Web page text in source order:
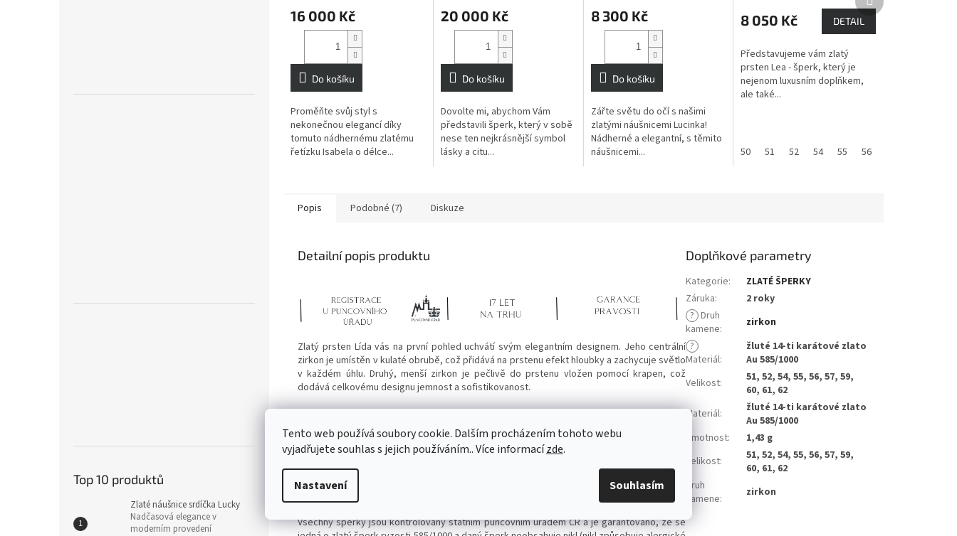
Tento web používá soubory cookie. Dalším procházením tohoto webu
vyjadřujete souhlas s jejich používáním.. Více informacízde.
Nastavení Souhlasím
Top 10 produktů
Zlaté náušnice srdíčka Lucky
Nadčasová elegance v
moderním provedení
16 000 Kč
Do košíku
Proměňte svůj styl s
nekonečnou elegancí díky
tomuto nádhernému zlatému
řetízku Isabela o délce...
20 000 Kč
Do košíku
Dovolte mi, abychom Vám
představili šperk, který v sobě
nese ten nejkrásnější symbol
lásky a citu...
8 300 Kč
Do košíku
Zářte světu do očí s našimi
zlatými náušnicemi Lucinka!
Nádherné a elegantní, s těmito
náušnicemi...
8 050 Kč DETAIL
Představujeme vám zlatý
prsten Lea - šperk, který je
nejenom luxusním doplňkem,
ale také...
50 51 52 54 55 56
produkt
Popis Podobné (7) Diskuze
Detailní popis produktu
Zlatý prsten Lída vás na první pohled uchvátí svým elegantním designem. Jeho centrální
zirkon je umístěn v kulaté obrubě, což přidává na prstenu efekt hloubky a zachycuje světlo
v každém úhlu. Druhý, menší zirkon je pečlivě do prstenu vložen pomocí krapen, což
dodává celkovému designu jemnost a sofistikovanost.
zásnubní prsten. Svou vášnivou a romantickou osobnost můžete vyjádřit tímto nádherným
klenotem, který je stejně vyjímečný jako láska, kterou sdílíte.
S prstenem Lída získáte nejen krásný šperk, ale také investici. Zlato je materiál, který si
udržuje svou hodnotu v průběhu času, takže tento prsten je cenným doplňkem vaší
Všechny šperky jsou kontrolovány státním puncovním úřadem ČR a je garantováno, že se
Doplňkové parametry
Kategorie:
ZLATÉ ŠPERKY
Záruka:
2 roky
? Druh
kamene:
zirkon
?
Materiál:
žluté 14-ti karátové zlato
Au 585/1000
Velikost:
51, 52, 54, 55, 56, 57, 59,
60, 61, 62
Materiál:
žluté 14-ti karátové zlato
Au 585/1000
Hmotnost:
1,43 g
Velikost:
51, 52, 54, 55, 56, 57, 59,
60, 61, 62
Druh
kamene: zirkon